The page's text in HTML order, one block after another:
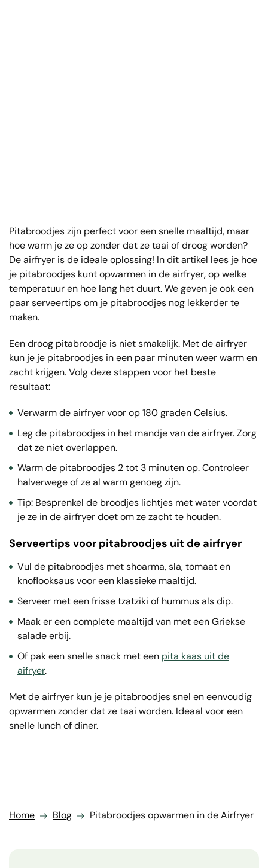
Pitabroodjes zijn perfect voor een snelle maaltijd, maar
hoe warm je ze op zonder dat ze taai of droog worden?
De airfryer is de ideale oplossing! In dit artikel lees je hoe
je pitabroodjes kunt opwarmen in de airfryer, op welke
temperatuur en hoe lang het duurt. We geven je ook een
paar serveertips om je pitabroodjes nog lekkerder te
maken.
Een droog pitabroodje is niet smakelijk. Met de airfryer
kun je je pitabroodjes in een paar minuten weer warm en
zacht krijgen. Volg deze stappen voor het beste
resultaat:
Verwarm de airfryer voor op 180 graden Celsius.
Leg de pitabroodjes in het mandje van de airfryer. Zorg
dat ze niet overlappen.
Warm de pitabroodjes 2 tot 3 minuten op. Controleer
halverwege of ze al warm genoeg zijn.
Tip: Besprenkel de broodjes lichtjes met water voordat
je ze in de airfryer doet om ze zacht te houden.
Serveertips voor pitabroodjes uit de airfryer
Vul de pitabroodjes met shoarma, sla, tomaat en
knoflooksaus voor een klassieke maaltijd.
Serveer met een frisse tzatziki of hummus als dip.
Maak er een complete maaltijd van met een Griekse
salade erbij.
Of pak een snelle snack met een pita kaas uit de
aifryer.
Met de airfryer kun je je pitabroodjes snel en eenvoudig
opwarmen zonder dat ze taai worden. Ideaal voor een
snelle lunch of diner.
Home Blog Pitabroodjes opwarmen in de Airfryer